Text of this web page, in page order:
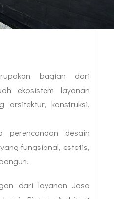
bagian dari
ekosistem layanan
arsitektur, konstruksi,
perencanaan desain
fungsional, estetis,
dari layanan Jasa